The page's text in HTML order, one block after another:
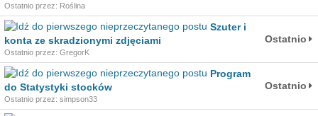
Ostatnio przez: Roślina
Szuter i
konta ze skradzionymi zdjęciami
Ostatnio przez: GregorK
Ostatnio
Program
do Statystyki stocków
Ostatnio przez: simpson33
Ostatnio